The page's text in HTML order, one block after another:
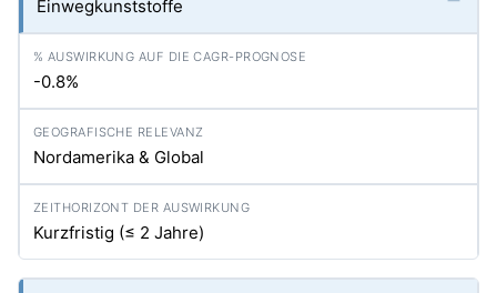
Einwegkunststoffe
-0.8%
Nordamerika & Global
Kurzfristig (≤ 2 Jahre)